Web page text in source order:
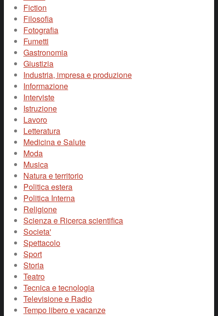
Fiction
Filosofia
Fotografia
Fumetti
Gastronomia
Giustizia
Industria, impresa e produzione
Informazione
Interviste
Istruzione
Lavoro
Letteratura
Medicina e Salute
Moda
Musica
Natura e territorio
Politica estera
Politica Interna
Religione
Scienza e Ricerca scientifica
Societa'
Spettacolo
Sport
Storia
Teatro
Tecnica e tecnologia
Televisione e Radio
Tempo libero e vacanze